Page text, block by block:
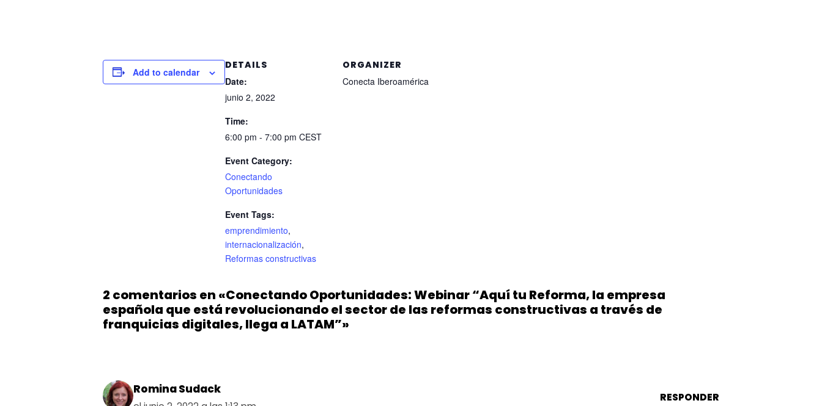
Add to calendar
DETAILS
Date:
junio 2, 2022
Time:
6:00 pm - 7:00 pm CEST
Event Category:
Conectando
Oportunidades
Event Tags:
emprendimiento,
internacionalización,
Reformas constructivas
ORGANIZER
Conecta Iberoamérica
2 comentarios en «Conectando Oportunidades: Webinar “Aquí tu Reforma, la empresa
española que está revolucionando el sector de las reformas constructivas a través de
franquicias digitales, llega a LATAM”»
Romina Sudack
RESPONDER